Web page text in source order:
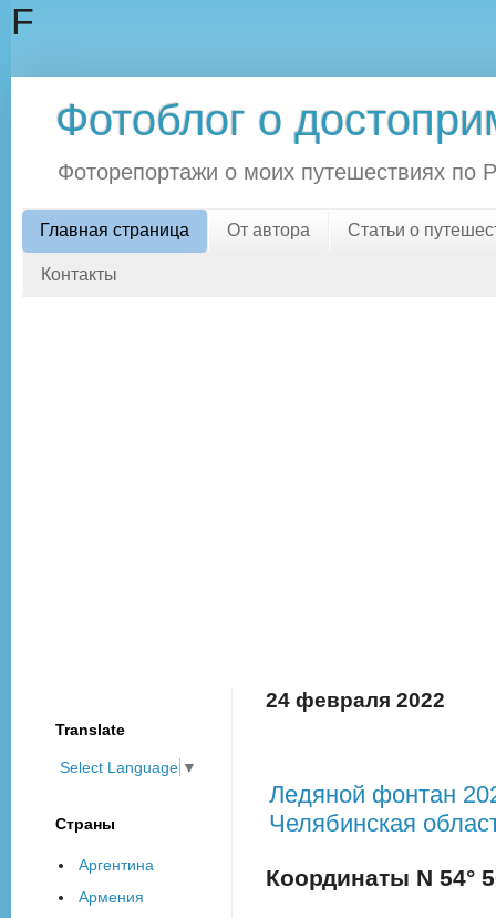
F
Фотоблог о
Фоторепортажи о моих путешествиях по
Главная страница От автора Статьи о
Контакты
24 февраля 2022
Ледяной фонтан
Челябинская
Координаты N 54°
Translate
Select Language ▼
Страны
Аргентина
Армения